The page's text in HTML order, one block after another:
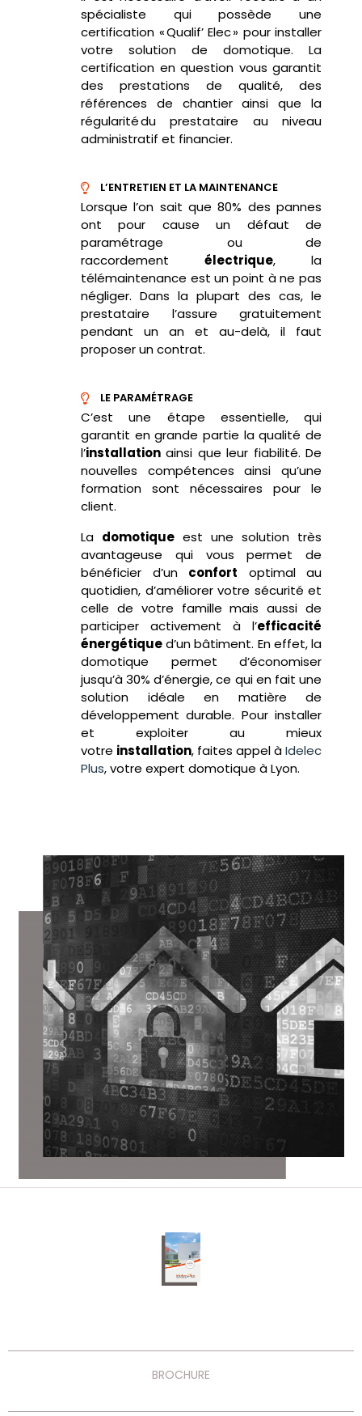
spécialiste qui possède une
certification «Qualif’ Elec» pour installer
votre solution de domotique. La
certification en question vous garantit
des prestations de qualité, des
références de chantier ainsi que la
régularité du prestataire au niveau
administratif et financier.
L’ENTRETIEN ET LA MAINTENANCE
Lorsque l’on sait que 80% des pannes
ont pour cause un défaut de
paramétrage ou de
raccordement électrique, la
télémaintenance est un point à ne pas
négliger. Dans la plupart des cas, le
prestataire l’assure gratuitement
pendant un an et au-delà, il faut
proposer un contrat.
LE PARAMÉTRAGE
C’est une étape essentielle, qui
garantit en grande partie la qualité de
l’installation ainsi que leur fiabilité. De
nouvelles compétences ainsi qu’une
formation sont nécessaires pour le
client.
La domotique est une solution très
avantageuse qui vous permet de
bénéficier d’un confort optimal au
quotidien, d’améliorer votre sécurité et
celle de votre famille mais aussi de
participer activement à l’efficacité
énergétiqued’un bâtiment. En effet, la
domotique permet d’économiser
jusqu’à 30% d’énergie, ce qui en fait une
solution idéale en matière de
développement durable. Pour installer
et exploiter au mieux
votre installation, faites appel àIdelec
Plus, votre expert domotique à Lyon.
BROCHURE